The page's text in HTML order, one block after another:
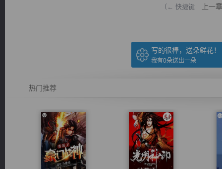
（← 快捷键 上一章
写的很棒，送朵鲜花！
我有0朵送出一朵
热门推荐